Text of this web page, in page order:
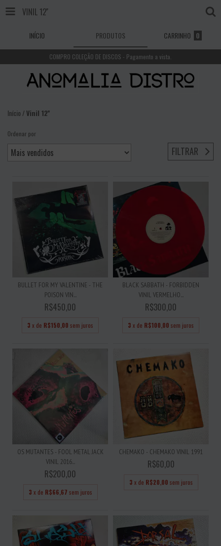
VINIL 12''
INÍCIO PRODUTOS CARRINHO 0
COMPRO COLEÇÃO DE DISCOS - Pagamento a vista.
Início /Vinil 12''
Ordenar por
FILTRAR
BULLET FOR MY VALENTINE - THE
POISON VIN...
R$450,00
3 x de R$150,00 sem juros
BLACK SABBATH - FORBIDDEN
VINIL VERMELHO...
R$300,00
3 x de R$100,00 sem juros
OS MUTANTES - FOOL METAL JACK
VINIL 2016...
R$200,00
3 x de R$66,67 sem juros
CHEMAKO - CHEMAKO VINIL 1991
R$60,00
3 x de R$20,00 sem juros